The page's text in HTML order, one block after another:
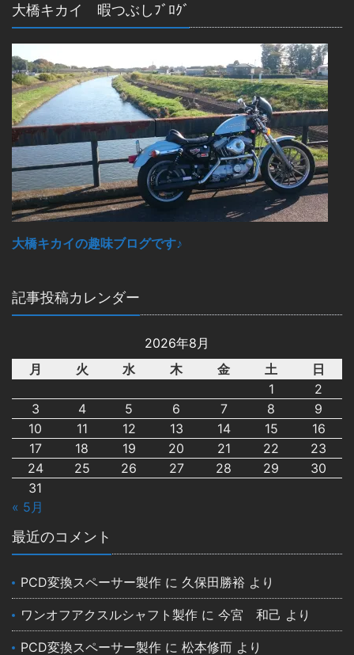
大橋キカイ 暇つぶしﾌﾞﾛｸﾞ
大橋キカイの趣味ブログです♪
記事投稿カレンダー
2026年8月
月
火 水 木 金 土
日
1
2
3
4 5 6 7 8
9
10
11 12 13 14 15
16
17
18 19 20 21 22
23
24
25 26 27 28 29
30
31
« 5月
最近のコメント
PCD変換スペーサー製作 に 久保田勝裕 より
ワンオフアクスルシャフト製作 に今宮 和己 より
PCD変換スペーサー製作 に松本修而 より